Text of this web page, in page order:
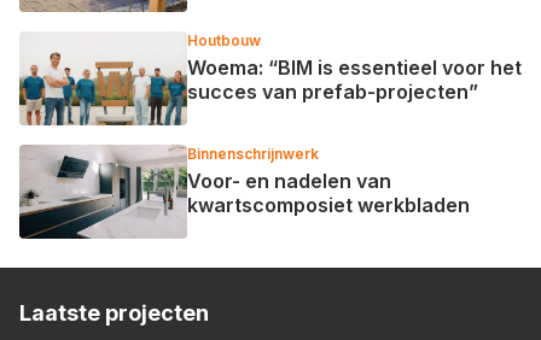
Houtbouw
Woema: “BIM is essentieel voor het
succes van prefab-projecten”
Binnenschrijnwerk
Voor- en nadelen van
kwartscomposiet werkbladen
Laatste projecten